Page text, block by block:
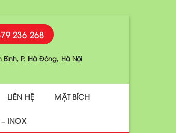
236 268
Bình, P. Hà Đông, Hà Nội
LIÊN HỆ MẶT BÍCH
– INOX